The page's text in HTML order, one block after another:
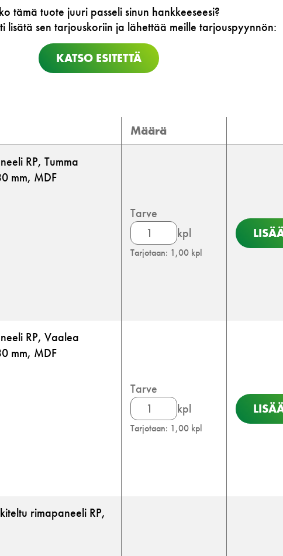
tämä tuote juuri passeli sinun hankkeeseesi?
lisätä sen tarjouskoriin ja lähettää meille tarjouspyynnön:
KATSO ESITETTÄ
Määrä
RP, Tumma
mm, MDF
Tarve
Rimapaneelit
määrä
kpl
Tarjotaan: 1,00 kpl
RP, Vaalea
mm, MDF
Tarve
Rimapaneelit
määrä
kpl
Tarjotaan: 1,00 kpl
rimapaneeli RP,